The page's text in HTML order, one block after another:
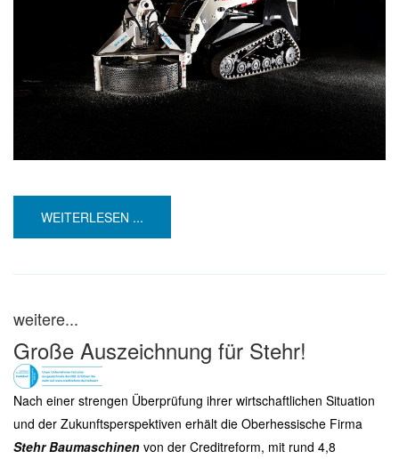
WEITERLESEN ...
weitere...
Große Auszeichnung für Stehr!
Nach einer strengen Überprüfung ihrer wirtschaftlichen Situation
und der Zukunftsperspektiven erhält die Oberhessische Firma
Stehr Baumaschinen von der Creditreform, mit rund 4,8